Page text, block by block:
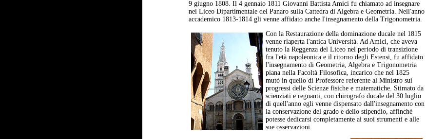
9 giugno 1808. Il 4 gennaio 1811 Giovanni Battista Amici fu chiamato ad insegnare
nel Liceo Dipartimentale del Panaro sulla Cattedra di Algebra e Geometria. Nell'anno
accademico 1813-1814 gli venne affidato anche l'insegnamento della Trigonometria.
Con la Restaurazione della dominazione ducale nel 1815
venne riaperta l'antica Università. Ad Amici, che aveva
tenuto la Reggenza del Liceo nel periodo di transizione
fra l'età napoleonica e il ritorno degli Estensi, fu affidato
l'insegnamento di Geometria, Algebra e Trigonometria
piana nella Facoltà Filosofica, incarico che nel 1825
mutò in quello di Professore referente al Ministro sui
progressi delle Scienze fisiche e matematiche. Stimato da
scienziati e regnanti, con chirografo ducale del 30 luglio
di quell'anno egli venne dispensato dall'insegnamento con
la conservazione del grado e dello stipendio, affinché
potesse dedicarsi completamente ai suoi strumenti e alle
sue osservazioni.